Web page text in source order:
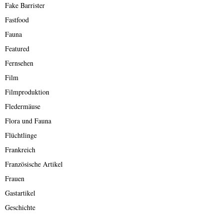
Fake Barrister
Fastfood
Fauna
Featured
Fernsehen
Film
Filmproduktion
Fledermäuse
Flora und Fauna
Flüchtlinge
Frankreich
Französische Artikel
Frauen
Gastartikel
Geschichte